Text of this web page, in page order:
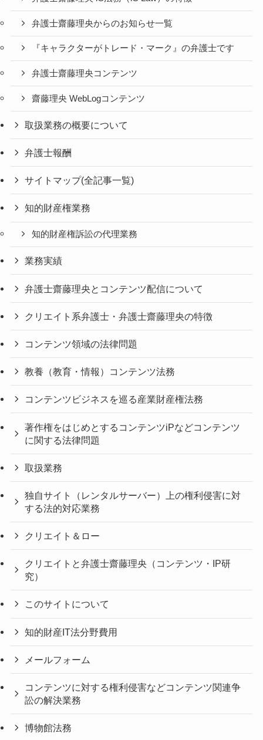
弁護士齋藤理央からのお知らせ一覧
『キャラクターがトレード・マーク』の弁護士です
弁護士齋藤理央コンテンツ
齋藤理央 WebLogコンテンツ
取扱業務の概要について
弁護士報酬
サイトマップ(全記事一覧)
知的財産権業務
知的財産権訴訟の代理業務
業務実績
弁護士齋藤理央とコンテンツ配信について
クリエイト系弁護士・弁護士齋藤理央の特徴
コンテンツ領域の法律問題
教養（教育・情報）コンテンツ法務
コンテンツビジネスを巡る産業財産権法務
著作権をはじめとするコンテンツiPなどコンテンツ
に関する法律問題
取扱業務
独自サイト（レンタルサーバー）上の権利侵害に対
する法的対応業務
クリエイト＆ロー
クリエイトと弁護士齋藤理央（コンテンツ・IP研
究）
このサイトについて
知的財産IT法分野費用
メールフォーム
コンテンツに対する権利侵害などコンテンツ関連争
訟の解決業務
博物館法務